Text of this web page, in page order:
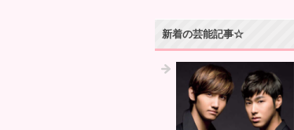
新着の芸能記事☆